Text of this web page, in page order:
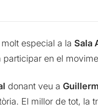
especial a la Sala
en el
donant veu a
El millor de tot,